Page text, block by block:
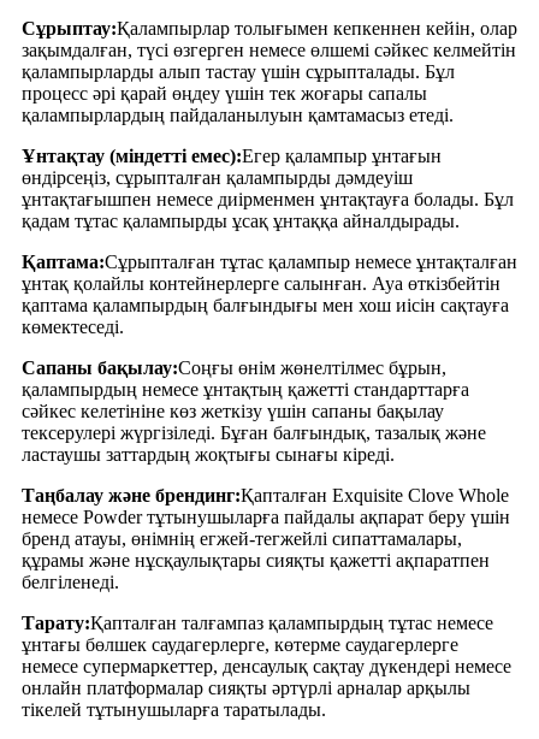
Сұрыптау:Қалампырлар толығымен кепкеннен кейін, олар
зақымдалған, түсі өзгерген немесе өлшемі сәйкес келмейтін
қалампырларды алып тастау үшін сұрыпталады. Бұл
процесс әрі қарай өңдеу үшін тек жоғары сапалы
қалампырлардың пайдаланылуын қамтамасыз етеді.
Ұнтақтау (міндетті емес):Егер қалампыр ұнтағын
өндірсеңіз, сұрыпталған қалампырды дәмдеуіш
ұнтақтағышпен немесе диірменмен ұнтақтауға болады. Бұл
қадам тұтас қалампырды ұсақ ұнтаққа айналдырады.
Қаптама:Сұрыпталған тұтас қалампыр немесе ұнтақталған
ұнтақ қолайлы контейнерлерге салынған. Ауа өткізбейтін
қаптама қалампырдың балғындығы мен хош иісін сақтауға
көмектеседі.
Сапаны бақылау:Соңғы өнім жөнелтілмес бұрын,
қалампырдың немесе ұнтақтың қажетті стандарттарға
сәйкес келетініне көз жеткізу үшін сапаны бақылау
тексерулері жүргізіледі. Бұған балғындық, тазалық және
ластаушы заттардың жоқтығы сынағы кіреді.
Таңбалау және брендинг:Қапталған Exquisite Clove Whole
немесе Powder тұтынушыларға пайдалы ақпарат беру үшін
бренд атауы, өнімнің егжей-тегжейлі сипаттамалары,
құрамы және нұсқаулықтары сияқты қажетті ақпаратпен
белгіленеді.
Тарату:Қапталған талғампаз қалампырдың тұтас немесе
ұнтағы бөлшек саудагерлерге, көтерме саудагерлерге
немесе супермаркеттер, денсаулық сақтау дүкендері немесе
онлайн платформалар сияқты әртүрлі арналар арқылы
тікелей тұтынушыларға таратылады.